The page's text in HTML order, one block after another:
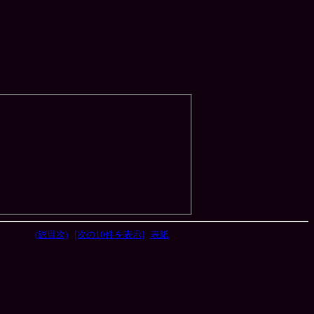
(総目次) [次の10件を表示] 表紙